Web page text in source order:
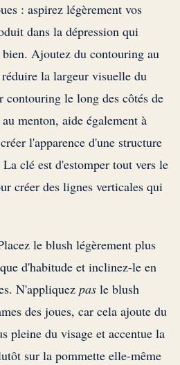
: aspirez légèrement vos
dans la dépression qui
Ajoutez du contouring au
la largeur visuelle du
contouring le long des côtés de
menton, aide également à
l'apparence d'une structure
La clé est d'estomper tout vers le
créer des lignes verticales qui
le blush légèrement plus
d'habitude et inclinez-le en
N'appliquez pas le blush
des joues, car cela ajoute du
pleine du visage et accentue la
sur la pommette elle-même